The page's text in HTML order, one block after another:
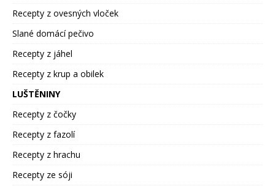
Recepty z ovesných vloček
Slané domácí pečivo
Recepty z jáhel
Recepty z krup a obilek
LUŠTĚNINY
Recepty z čočky
Recepty z fazolí
Recepty z hrachu
Recepty ze sóji